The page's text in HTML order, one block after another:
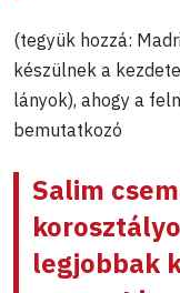
(tegyük hozzá:
készülnek a
lányok), ahogy a
bemutatkozó
Salim
legjobbak